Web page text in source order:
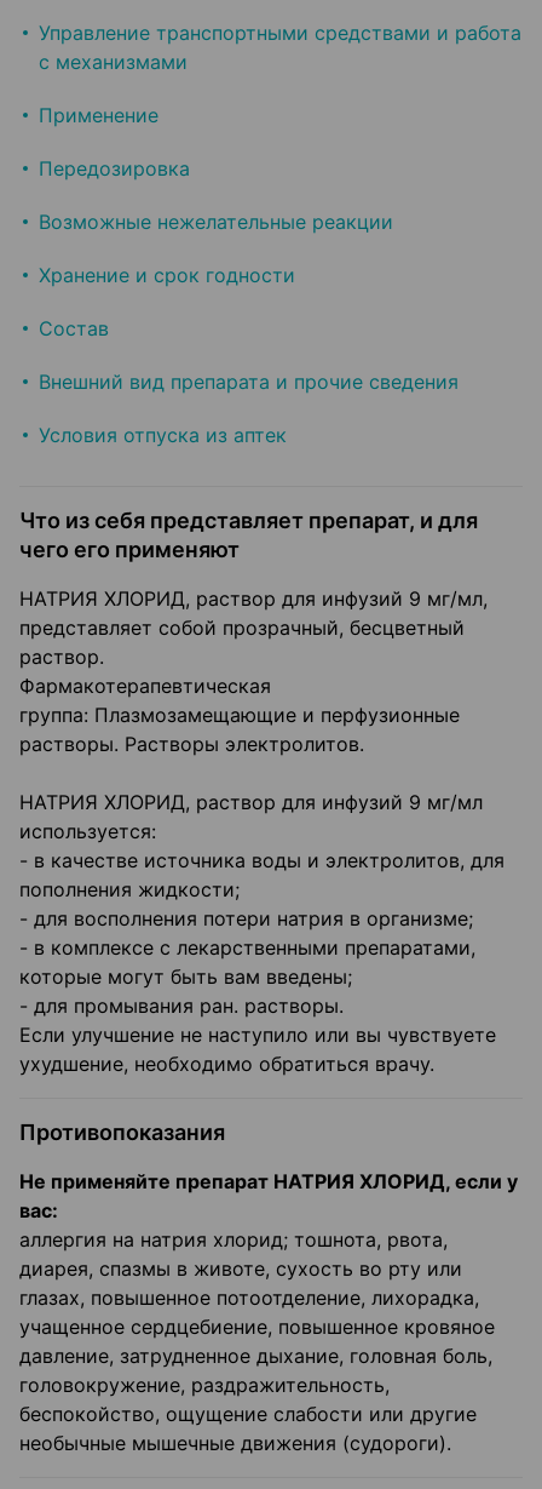
Управление транспортными средствами и работа
с механизмами
Применение
Передозировка
Возможные нежелательные реакции
Хранение и срок годности
Состав
Внешний вид препарата и прочие сведения
Условия отпуска из аптек
Что из себя представляет препарат, и для
чего его применяют
НАТРИЯ ХЛОРИД, раствор для инфузий 9 мг/мл,
представляет собой прозрачный, бесцветный
раствор.
Фармакотерапевтическая
группа: Плазмозамещающие и перфузионные
растворы. Растворы электролитов.
НАТРИЯ ХЛОРИД, раствор для инфузий 9 мг/мл
используется:
- в качестве источника воды и электролитов, для
пополнения жидкости;
- для восполнения потери натрия в организме;
- в комплексе с лекарственными препаратами,
которые могут быть вам введены;
- для промывания ран. растворы.
Если улучшение не наступило или вы чувствуете
ухудшение, необходимо обратиться врачу.
Противопоказания
Не применяйте препарат НАТРИЯ ХЛОРИД, если у
вас:
аллергия на натрия хлорид; тошнота, рвота,
диарея, спазмы в животе, сухость во рту или
глазах, повышенное потоотделение, лихорадка,
учащенное сердцебиение, повышенное кровяное
давление, затрудненное дыхание, головная боль,
головокружение, раздражительность,
беспокойство, ощущение слабости или другие
необычные мышечные движения (судороги).